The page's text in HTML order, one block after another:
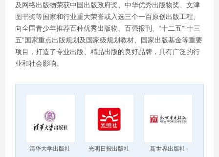
及网络出版物荣获中国出版政府奖、中华优秀出版物奖、文津
图书奖等国家和行业重大荣誉或入选三个一百原创出版工程、
向全国青少年推荐百种优秀出版物、百强报刊、“十二五”“十三
五”国家重点出版规划及国家级规划教材、国家出版基金等重要
项目，打造了专业出版、精品出版的良好品牌，具有广泛的行
业和社会影响。
清华大学出版社 光明日报出版社 新世界出版社